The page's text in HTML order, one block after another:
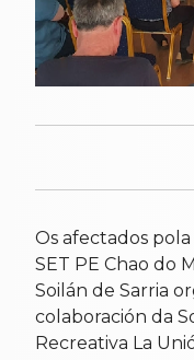
Os afectados
SET PE Chao do
Soilán de Sarria
colaboración da
Recreativa La